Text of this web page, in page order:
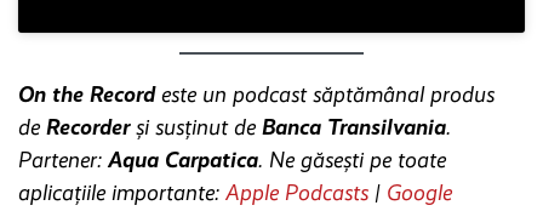
On the Recordeste un podcast săptămânal produs
de Recorderși susținut de Banca Transilvania.
Partener:Aqua Carpatica. Ne găsești pe toate
aplicațiile importante: Apple Podcasts | Google